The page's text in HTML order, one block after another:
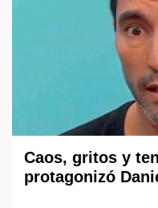
Caos, gritos y
protagonizó